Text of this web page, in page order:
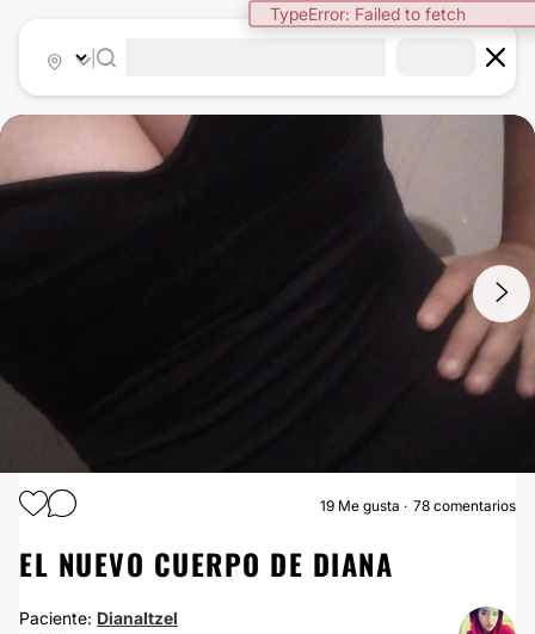
MOMMY MAKEOVER
19 Me gusta 78 comentarios
EL NUEVO CUERPO DE DIANA
Paciente: DianaItzel